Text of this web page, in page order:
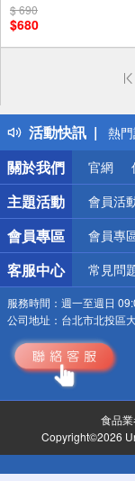
$ 690
$680
活動快訊
偏
得
熱
銀
偏
詐
關於我們
官網
主題活動 會員活
會員專區 會員專
客服中心 常見問
服務時間： 週一至週日
公司地址： 台北市北投區
食品
Copyright©2026